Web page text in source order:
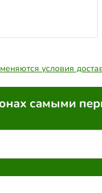
условия
самыми